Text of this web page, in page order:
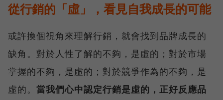
從行銷的「虛」，看見自我成長的可能
或許換個視角來理解行銷，就會找到品牌成長的
缺角。對於人性了解的不夠，是虛的；對於市場
掌握的不夠，是虛的；對於競爭作為的不夠，是
虛的。 當我們心中認定行銷是虛的，正好反應品